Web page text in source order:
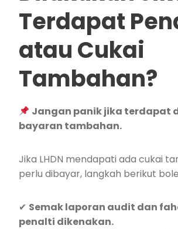
Terdapat
atau Cukai
Tambahan?
Jangan panik jika terdapat
bayaran tambahan.
Jika LHDN mendapati ada cukai
perlu dibayar, langkah berikut
✔ Semak laporan audit dan
penalti dikenakan.